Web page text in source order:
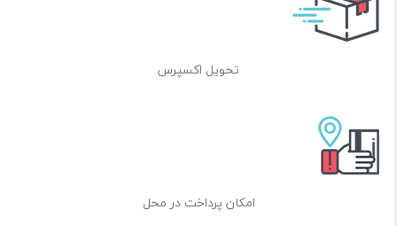
تحویل اکسپرس
امکان پرداخت در محل